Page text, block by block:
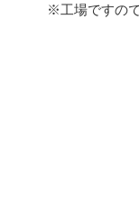
※工場ですの